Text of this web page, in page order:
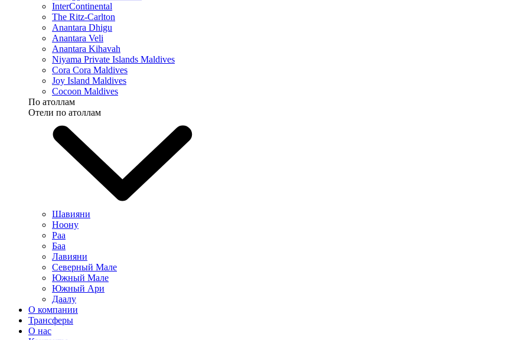
InterContinental
The Ritz-Carlton
Anantara Dhigu
Anantara Veli
Anantara Kihavah
Niyama Private Islands Maldives
Cora Cora Maldives
Joy Island Maldives
Cocoon Maldives
По атоллам
Отели по атоллам
Шавияни
Ноону
Раа
Баа
Лавияни
Северный Мале
Южный Мале
Южный Ари
Даалу
О компании
Трансферы
О нас